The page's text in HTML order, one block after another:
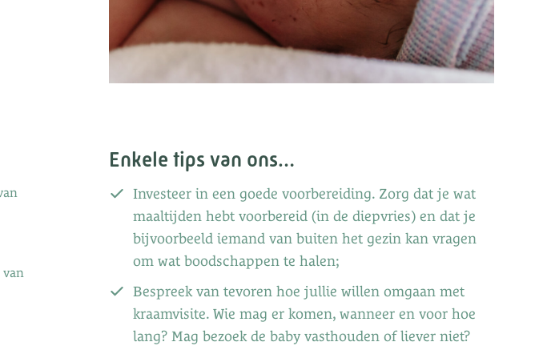
van
Enkele tips van ons…
Investeer in een goede voorbereiding. Zorg dat je wat
maaltijden hebt voorbereid (in de diepvries) en dat je
bijvoorbeeld iemand van buiten het gezin kan vragen
om wat boodschappen te halen;
Bespreek van tevoren hoe jullie willen omgaan met
kraamvisite. Wie mag er komen, wanneer en voor hoe
lang? Mag bezoek de baby vasthouden of liever niet?